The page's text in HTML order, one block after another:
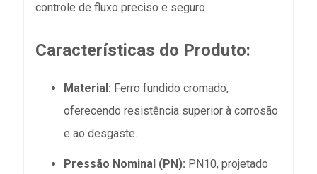
controle de fluxo preciso e seguro.
Características do Produto:
Material: Ferro fundido cromado,
oferecendo resistência superior à corrosão
e ao desgaste.
Pressão Nominal (PN): PN10, projetado